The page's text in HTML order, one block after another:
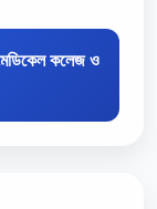
কলেজ ও